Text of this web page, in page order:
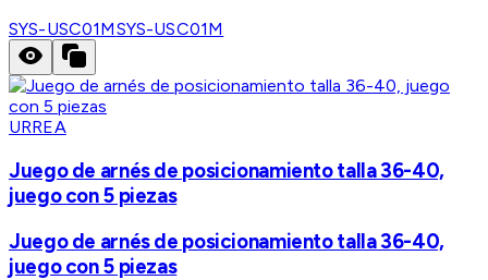
SYS-USC01MSYS-USC01M
URREA
Juego de arnés de posicionamiento talla 36-40,
juego con 5 piezas
Juego de arnés de posicionamiento talla 36-40,
juego con 5 piezas